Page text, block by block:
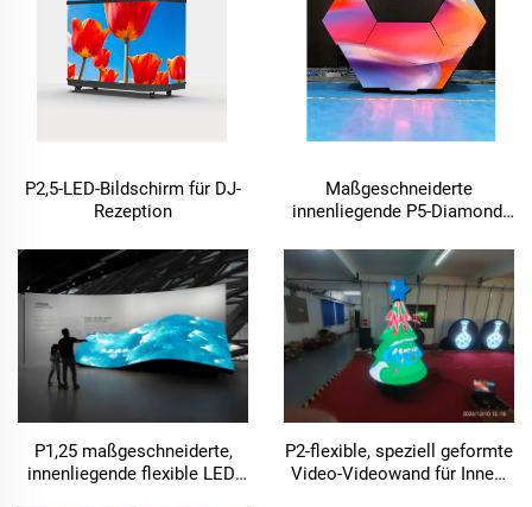
P2,5-LED-Bildschirm für DJ-
Rezeption
Maßgeschneiderte
innenliegende P5-Diamond-
Videowand für DJ-Bühnen,
hängender unregelmäßiger
LED-Bildschirm
P1,25 maßgeschneiderte,
innenliegende flexible LED-
P2-flexible, speziell geformte
Video-Videowand für Innen-